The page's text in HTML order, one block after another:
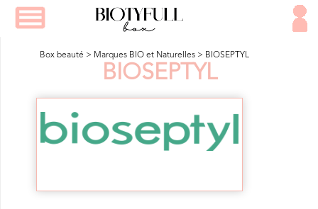
Box beauté > Marques BIO et Naturelles > BIOSEPTYL
BIOSEPTYL